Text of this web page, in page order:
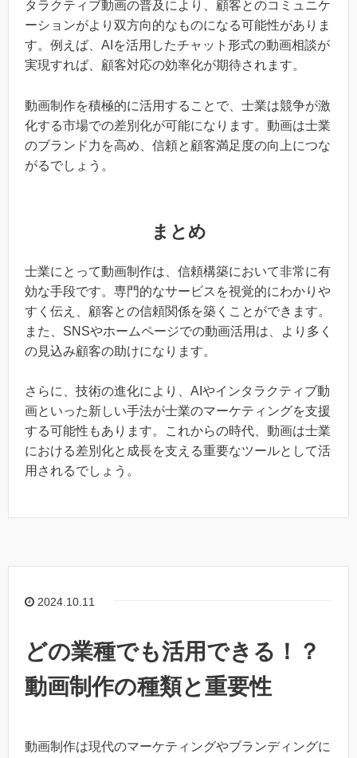
タラクティブ動画の普及により、顧客とのコミュニケ
ーションがより双方向的なものになる可能性がありま
す。例えば、AIを活用したチャット形式の動画相談が
実現すれば、顧客対応の効率化が期待されます。
動画制作を積極的に活用することで、士業は競争が激
化する市場での差別化が可能になります。動画は士業
のブランド力を高め、信頼と顧客満足度の向上につな
がるでしょう。
まとめ
士業にとって動画制作は、信頼構築において非常に有
効な手段です。専門的なサービスを視覚的にわかりや
すく伝え、顧客との信頼関係を築くことができます。
また、SNSやホームページでの動画活用は、より多く
の見込み顧客の助けになります。
さらに、技術の進化により、AIやインタラクティブ動
画といった新しい手法が士業のマーケティングを支援
する可能性もあります。これからの時代、動画は士業
における差別化と成長を支える重要なツールとして活
用されるでしょう。
2024.10.11
どの業種でも活用できる！？
動画制作の種類と重要性
動画制作は現代のマーケティングやブランディングに